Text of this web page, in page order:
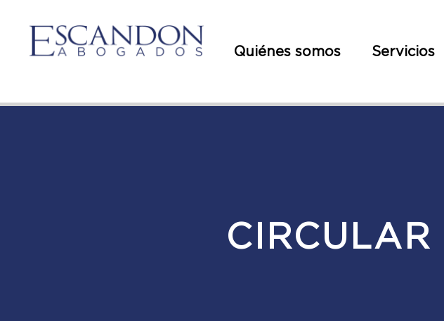
Quiénes somos Servicios